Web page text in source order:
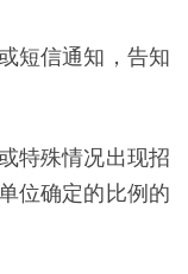
短信通知，告知
特殊情况出现招
位确定的比例的